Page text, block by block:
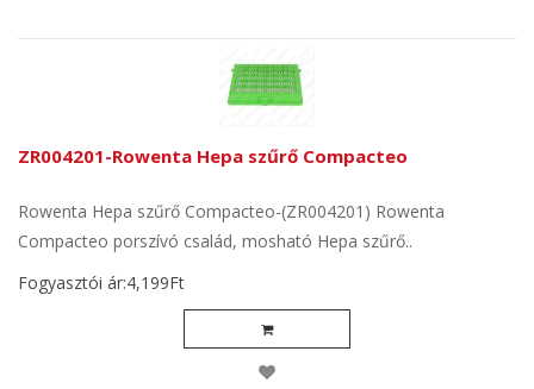
ZR004201-Rowenta Hepa szűrő Compacteo
Rowenta Hepa szűrő Compacteo-(ZR004201) Rowenta
Compacteo porszívó család, mosható Hepa szűrő..
Fogyasztói ár:4,199Ft